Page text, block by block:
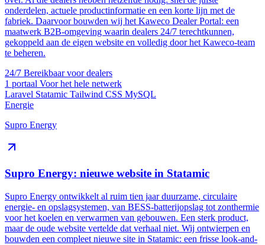
onderdelen, actuele productinformatie en een korte lijn met de
fabriek. Daarvoor bouwden wij het Kaweco Dealer Portal: een
maatwerk B2B-omgeving waarin dealers 24/7 terechtkunnen,
gekoppeld aan de eigen website en volledig door het Kaweco-team
te beheren.
24/7 Bereikbaar voor dealers
1 portaal Voor het hele netwerk
Laravel Statamic Tailwind CSS MySQL
Energie
Supro Energy
Supro Energy: nieuwe website in Statamic
Supro Energy ontwikkelt al ruim tien jaar duurzame, circulaire
energie- en opslagsystemen, van BESS-batterijopslag tot zonthermie
voor het koelen en verwarmen van gebouwen. Een sterk product,
maar de oude website vertelde dat verhaal niet. Wij ontwierpen en
bouwden een compleet nieuwe site in Statamic: een frisse look-and-